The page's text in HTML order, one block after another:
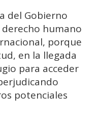
del Gobierno
humano
porque
en la llegada
para acceder
potenciales